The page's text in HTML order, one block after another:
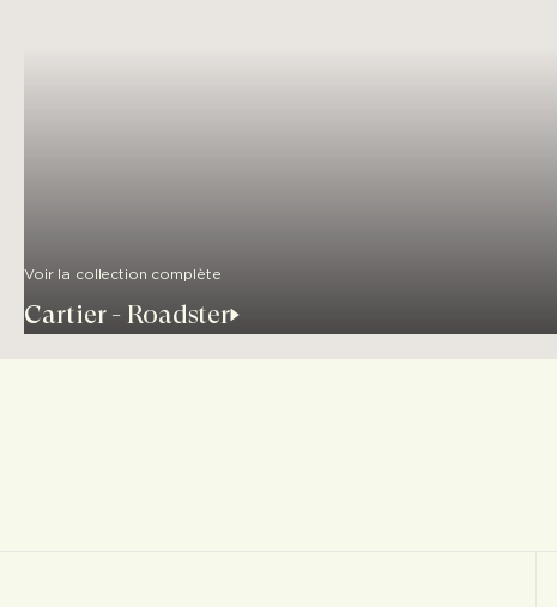
Voir la collection complète
Cartier - Roadster